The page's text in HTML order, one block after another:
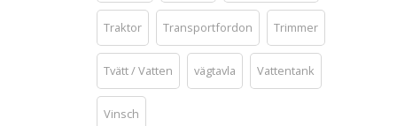
Traktor Transportfordon Trimmer
Tvätt / Vatten vägtavla Vattentank
Vinsch